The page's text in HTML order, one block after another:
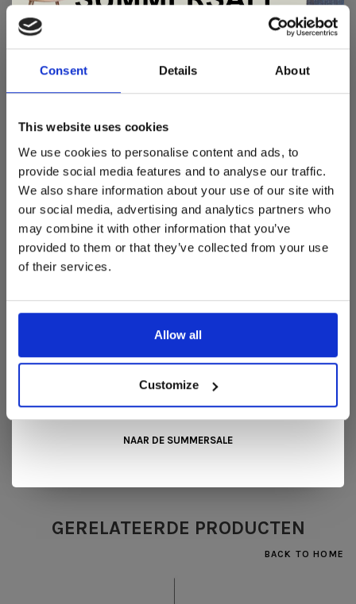
Consent Details About
This website uses cookies
We use cookies to personalise content and ads, to
provide social media features and to analyse our traffic.
We also share information about your use of our site with
our social media, advertising and analytics partners who
may combine it with other information that you’ve
provided to them or that they’ve collected from your use
of their services.
Allow all
Customize
- nootmuskaat
Fineer:
-eiken: naturel gelakt, white wash gelakt
speelse kapstok zijn:
H 194
B 89
D 50
H 134
B 77
D 40
REVIEWS
0 sterren op basis van 0 beoordelingen
GERELATEERDE PRODUCTEN
BACK TO HOME
De Summer Sale bij Snip Wonen+ is
gestart!
woonaccessoires aan te schaffen met aantrekkelijke kortingen.
In onze showroom vind je een uitgebreide selectie
designmeubelen van gerenommeerde Nederlandse en Europese
merken. Onder andere showroommodellen vanHarvink,
Gelderland,Swedese,Sculptures JeuxenArtisanzijn nu extra
voordelig verkrijgbaar. Profiteer van unieke aanbiedingen zolang
de voorraad strekt!
Liever nieuw bestellen? Ook dan krijgt u een vriendelijke
designmeubel geheel naar wens samen te stellen, met de
mag verwachten.
Kom langs in onze showroom, doe inspiratie op en ontdek de
mooiste aanbiedingen tijdens de
Summer Sale van Snip
. De koffie of thee staat voor je klaar!
NAAR DE SUMMERSALE